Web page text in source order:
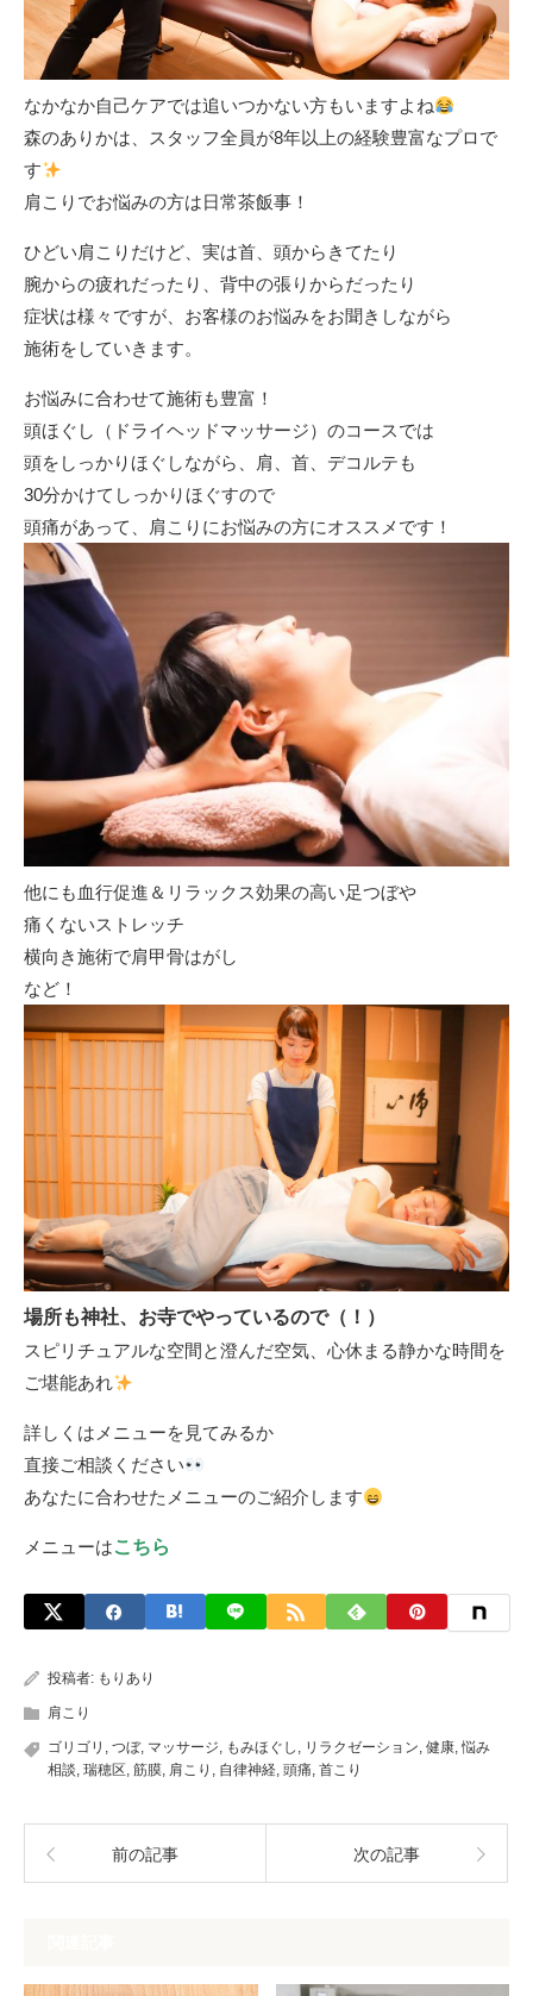
なかなか自己ケアでは追いつかない方もいますよね
森のありかは、スタッフ全員が8年以上の経験豊富なプロで
す
肩こりでお悩みの方は日常茶飯事！
ひどい肩こりだけど、実は首、頭からきてたり
腕からの疲れだったり、背中の張りからだったり
症状は様々ですが、お客様のお悩みをお聞きしながら
施術をしていきます。
お悩みに合わせて施術も豊富！
頭ほぐし（ドライヘッドマッサージ）のコースでは
頭をしっかりほぐしながら、肩、首、デコルテも
30分かけてしっかりほぐすので
頭痛があって、肩こりにお悩みの方にオススメです！
他にも血行促進＆リラックス効果の高い足つぼや
痛くないストレッチ
横向き施術で肩甲骨はがし
など！
場所も神社、お寺でやっているので（！）
スピリチュアルな空間と澄んだ空気、心休まる静かな時間を
ご堪能あれ
詳しくはメニューを見てみるか
直接ご相談ください
あなたに合わせたメニューのご紹介します
メニューはこちら
投稿者: もりあり
肩こり
ゴリゴリ , つぼ, マッサージ, もみほぐし , リラクゼーション, 健康,悩み
相談, 瑞穂区, 筋膜, 肩こり , 自律神経, 頭痛, 首こり
前の記事 次の記事